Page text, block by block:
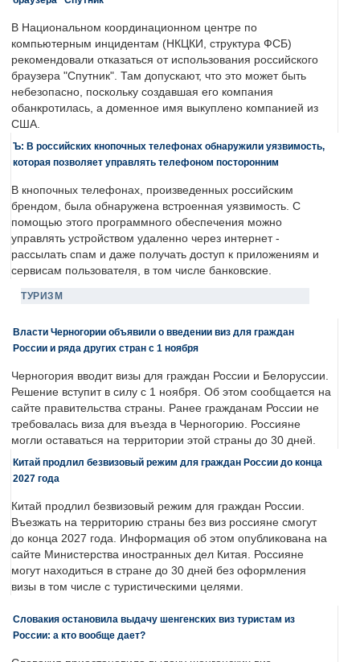
В Национальном координационном центре по
компьютерным инцидентам (НКЦКИ, структура ФСБ)
рекомендовали отказаться от использования российского
браузера "Спутник". Там допускают, что это может быть
небезопасно, поскольку создавшая его компания
обанкротилась, а доменное имя выкуплено компанией из
США.
Ъ: В российских кнопочных телефонах обнаружили уязвимость,
которая позволяет управлять телефоном посторонним
В кнопочных телефонах, произведенных российским
брендом, была обнаружена встроенная уязвимость. С
помощью этого программного обеспечения можно
управлять устройством удаленно через интернет -
рассылать спам и даже получать доступ к приложениям и
сервисам пользователя, в том числе банковские.
ТУРИЗМ
Власти Черногории объявили о введении виз для граждан
России и ряда других стран с 1 ноября
Черногория вводит визы для граждан России и Белоруссии.
Решение вступит в силу с 1 ноября. Об этом сообщается на
сайте правительства страны. Ранее гражданам России не
требовалась виза для въезда в Черногорию. Россияне
могли оставаться на территории этой страны до 30 дней.
Китай продлил безвизовый режим для граждан России до конца
2027 года
Китай продлил безвизовый режим для граждан России.
Въезжать на территорию страны без виз россияне смогут
до конца 2027 года. Информация об этом опубликована на
сайте Министерства иностранных дел Китая. Россияне
могут находиться в стране до 30 дней без оформления
визы в том числе с туристическими целями.
Словакия остановила выдачу шенгенских виз туристам из
России: а кто вообще дает?